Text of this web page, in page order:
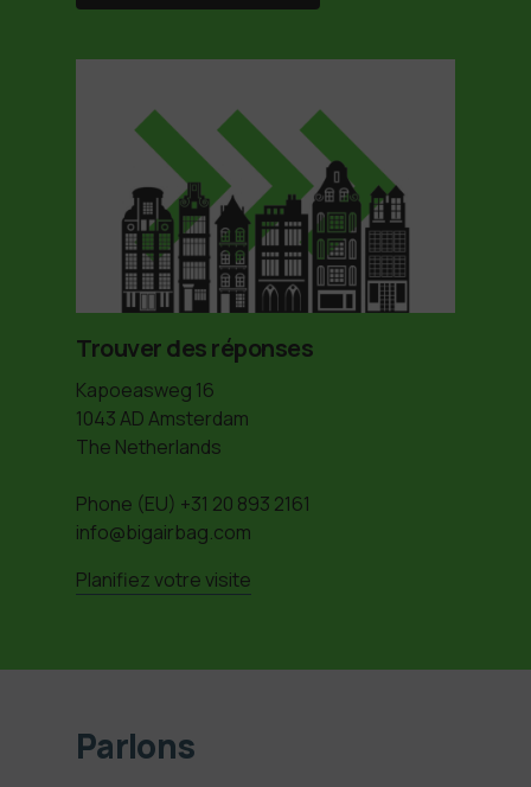
Trouver des réponses
Kapoeasweg 16
1043 AD Amsterdam
The Netherlands
Phone (EU) +31 20 893 2161
info@bigairbag.com
Planifiez votre visite
Parlons